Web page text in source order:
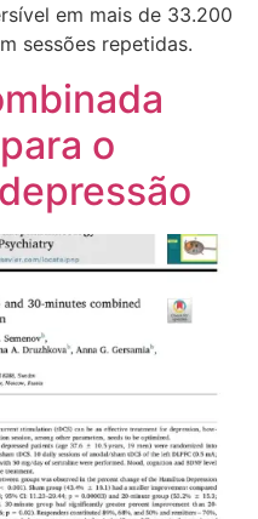
em mais de 33.200
sessões repetidas.
o